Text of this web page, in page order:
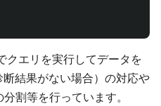
クエリを実行してデータを
結果がない場合）の対応や
割等を行っています。